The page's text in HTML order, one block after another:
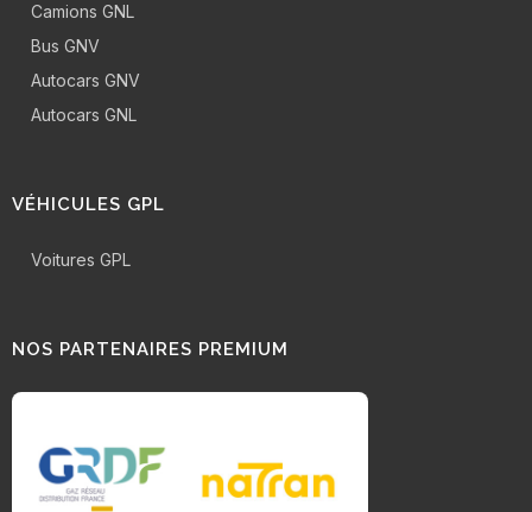
Camions GNL
Bus GNV
Autocars GNV
Autocars GNL
VÉHICULES GPL
Voitures GPL
NOS PARTENAIRES PREMIUM